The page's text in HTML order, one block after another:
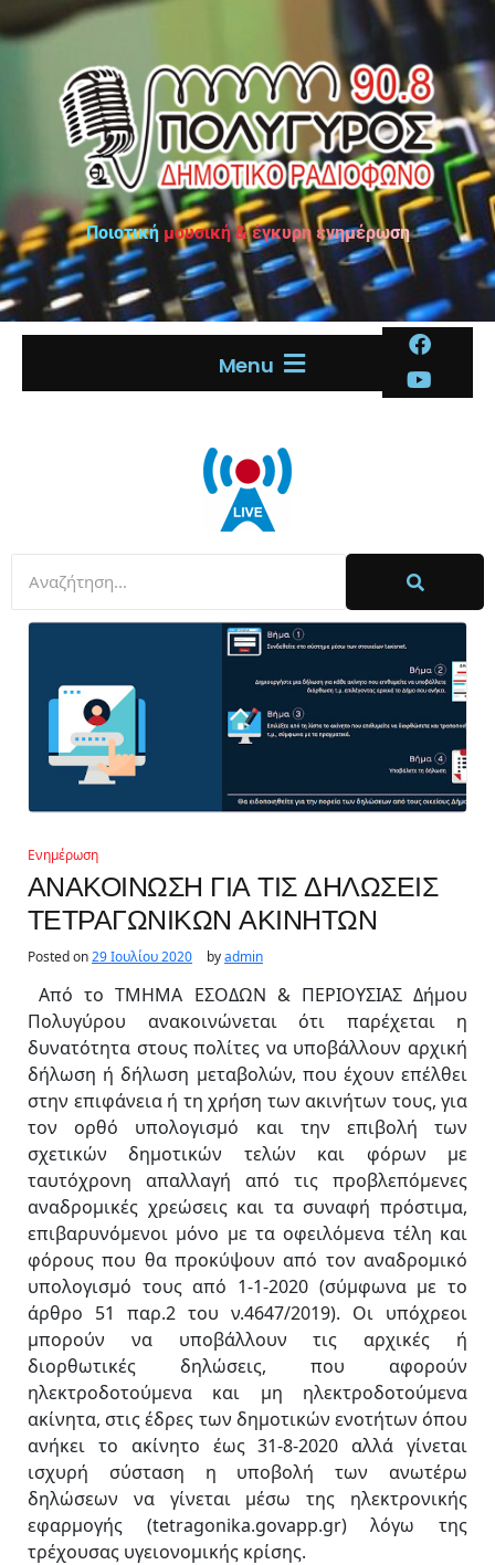
Ποιοτική μουσική & έγκυρη ενημέρωση
Menu
Ενημέρωση
ΑΝΑΚΟΙΝΩΣΗ ΓΙΑ ΤΙΣ ΔΗΛΩΣΕΙΣ
ΤΕΤΡΑΓΩΝΙΚΩΝ ΑΚΙΝΗΤΩΝ
Posted on29 Ιουλίου 2020 byadmin
Από το ΤΜΗΜΑ ΕΣΟΔΩΝ & ΠΕΡΙΟΥΣΙΑΣ Δήμου
Πολυγύρου ανακοινώνεται ότι παρέχεται η
δυνατότητα στους πολίτες να υποβάλλουν αρχική
δήλωση ή δήλωση μεταβολών, που έχουν επέλθει
στην επιφάνεια ή τη χρήση των ακινήτων τους, για
τον ορθό υπολογισμό και την επιβολή των
σχετικών δημοτικών τελών και φόρων με
ταυτόχρονη απαλλαγή από τις προβλεπόμενες
αναδρομικές χρεώσεις και τα συναφή πρόστιμα,
επιβαρυνόμενοι μόνο με τα οφειλόμενα τέλη και
φόρους που θα προκύψουν από τον αναδρομικό
υπολογισμό τους από 1-1-2020 (σύμφωνα με το
άρθρο 51 παρ.2 του ν.4647/2019). Οι υπόχρεοι
μπορούν να υποβάλλουν τις αρχικές ή
διορθωτικές δηλώσεις, που αφορούν
ηλεκτροδοτούμενα και μη ηλεκτροδοτούμενα
ακίνητα, στις έδρες των δημοτικών ενοτήτων όπου
ανήκει το ακίνητο έως 31-8-2020 αλλά γίνεται
ισχυρή σύσταση η υποβολή των ανωτέρω
δηλώσεων να γίνεται μέσω της ηλεκτρονικής
εφαρμογής (tetragonika.govapp.gr) λόγω της
τρέχουσας υγειονομικής κρίσης.